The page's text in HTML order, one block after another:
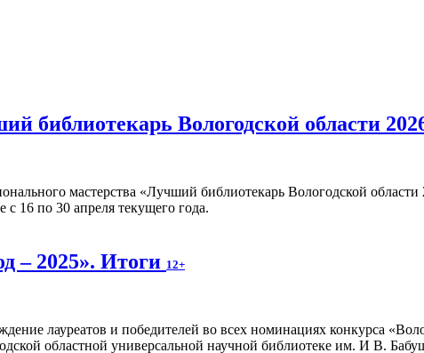
библиотекарь Вологодской области
мастерства «Лучший библиотекарь Вологодской области
с 16 по 30 апреля текущего года.
– 2025». Итоги 12+
лауреатов и победителей во всех номинациях конкурса
областной универсальной научной библиотеке им. И В.